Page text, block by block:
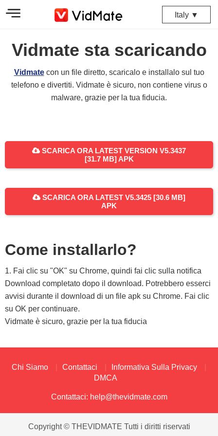
Italy ▼
Vidmate sta scaricando
Vidmate con un file diretto, scaricalo e installalo sul tuo
telefono e divertiti. Vidmate è sicuro, non contiene virus o
malware, grazie per la tua fiducia.
SCARICA ORA LATEST VERSION V5.3437
[31.7 MB] APK
SCARICA ORA LATEST V5.3425 [30.6 MB]
APK
Come installarlo?
1. Fai clic su "OK" su Chrome, quindi fai clic sulla notifica
Download completato dopo il download. Potrebbero esserci
avvisi durante il download di un file apk su Chrome. Fai clic
su OK per continuare.
Vidmate è sicuro, grazie per la tua fiducia
Chi Siamo Contattaci
Informativa Sulla Privacy
DMCA
Contattaci: help@thevidmate.com
Copyright © THEVIDMATE Tutti i diritti riservati